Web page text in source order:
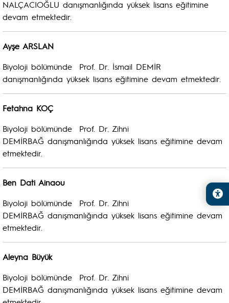
NALÇACIOĞLU danışmanlığında yüksek lisans eğitimine
devam etmektedir.
Ayşe ARSLAN
Biyoloji bölümünde Prof. Dr. İsmail DEMİR
danışmanlığında yüksek lisans eğitimine devam etmektedir.
Fetahna KOÇ
Biyoloji bölümünde Prof. Dr. Zihni
DEMİRBAĞ danışmanlığında yüksek lisans eğitimine devam
etmektedir.
Ben Dati Ainaou
Biyoloji bölümünde Prof. Dr. Zihni
DEMİRBAĞ danışmanlığında yüksek lisans eğitimine devam
etmektedir.
Aleyna Büyük
Biyoloji bölümünde Prof. Dr. Zihni
DEMİRBAĞ danışmanlığında yüksek lisans eğitimine devam